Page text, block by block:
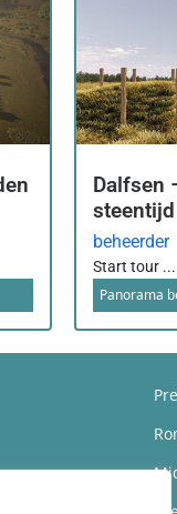
Dalfsen
steentijd
beheerder
Start tour ...
Panorama